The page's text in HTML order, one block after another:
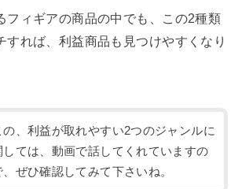
フィギアの商品の中でも、この2種類
すれば、利益商品も見つけやすくなり
の、利益が取れやすい2つのジャンルに
しては、動画で話してくれていますの
、ぜひ確認してみて下さいね。